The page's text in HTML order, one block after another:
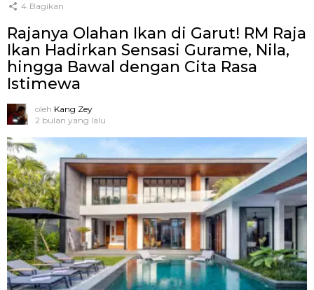
4 Bagikan
Rajanya Olahan Ikan di Garut! RM Raja
Ikan Hadirkan Sensasi Gurame, Nila,
hingga Bawal dengan Cita Rasa
Istimewa
oleh Kang Zey
2 bulan yang lalu